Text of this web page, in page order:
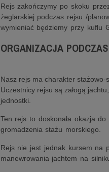
Rejs zakończymy po skoku
żeglarskiej podczas rejsu /
wymieniać będziemy przy kuflu
ORGANIZACJA
Nasz rejs ma charakter stażowo-
Uczestnicy rejsu są załogą
jednostki.
Ten rejs to doskonała okazja
gromadzenia stażu morskiego.
Rejs nie jest jednak kursem na
manewrowania jachtem na